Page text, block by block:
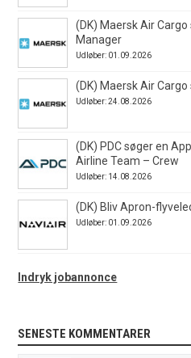
(DK) Maersk Air
Manager
Udløber: 01.09.2026
(DK) Maersk Air
Udløber: 24.08.2026
(DK) PDC søger en
Airline Team – Crew
Udløber: 14.08.2026
(DK) Bliv Apron-
Udløber: 01.09.2026
Indryk jobannonce
SENESTE KOMMENTARER